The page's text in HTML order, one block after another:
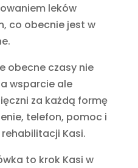
leków
co obecnie jest w
obecne czasy nie
wsparcie ale
za każdą formę
telefon, pomoc i
rehabilitacji Kasi.
to krok Kasi w